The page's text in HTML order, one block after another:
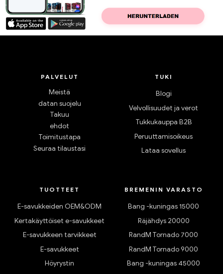
PALVELUT
Meistä
datan suojelu
Takuu
ehdot
Toimitustapa
Seuraa tilaustasi
TUKI
Blogi
Velvollisuudet ja verot
Tukkukauppa B2B
Peruuttamisoikeus
Lataa sovellus
TUOTTEET
E-savukkeiden OEM&ODM
Kertakäyttöiset e-savukkeet
E-savukkeen tarvikkeet
E-savukkeet
Höyrystin
BREMENIN VARASTO
Bang -kuningas 15000
Räjähdys 20000
RandM Tornado 7000
RandM Tornado 9000
Bang -kuningas 45000